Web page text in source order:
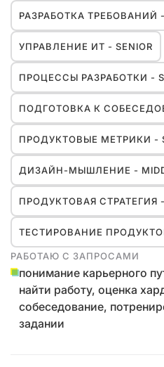
РАЗРАБОТКА ТРЕБОВАНИЙ -
УПРАВЛЕНИЕ ИТ - SENIOR
ПРОЦЕССЫ РАЗРАБОТКИ -
ПОДГОТОВКА К
ПРОДУКТОВЫЕ МЕТРИКИ -
ДИЗАЙН-МЫШЛЕНИЕ -
ПРОДУКТОВАЯ СТРАТЕГИЯ -
ТЕСТИРОВАНИЕ
РАБОТАЮ С ЗАПРОСАМИ
понимание карьерного
найти работу, оценка
собеседование,
задании